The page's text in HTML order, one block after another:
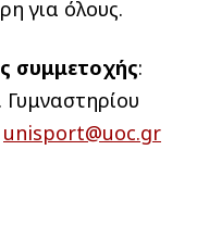
για όλους.
συμμετοχής:
unisport@uoc.gr